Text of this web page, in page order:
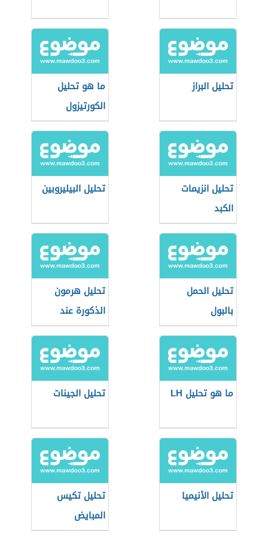
تحليل البراز
ما هو تحليل
الكورتيزول
تحليل انزيمات
الكبد
تحليل البيليروبين
تحليل الحمل
بالبول
تحليل هرمون
الذكورة عند
النساء
ما هو تحليل LH تحليل الجينات
تحليل الأنيميا
تحليل تكيس
المبايض